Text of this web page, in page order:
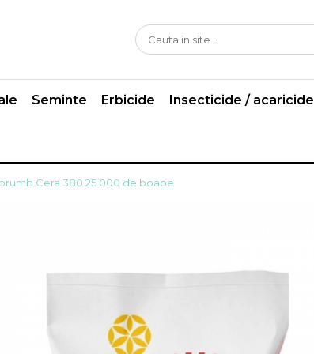
Seminte Erbicide Insecticide / acaricide
Cera 380 25.000 de boabe